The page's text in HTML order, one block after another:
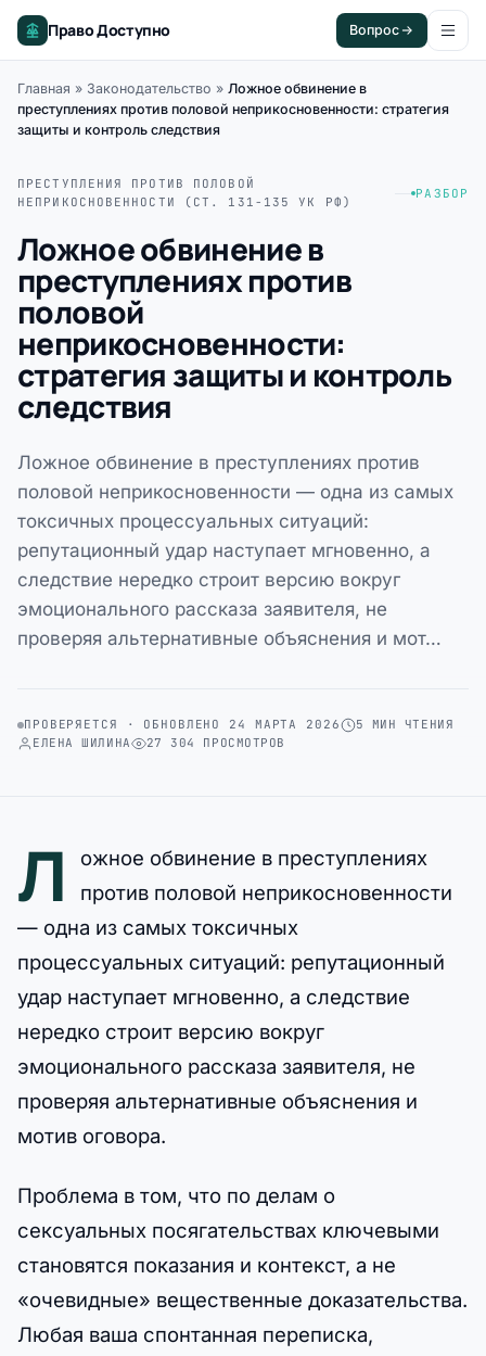
Право Доступно Вопрос
Главная » Законодательство » Ложное обвинение в
преступлениях против половой неприкосновенности: стратегия
защиты и контроль следствия
ПРЕСТУПЛЕНИЯ ПРОТИВ ПОЛОВОЙ
НЕПРИКОСНОВЕННОСТИ (СТ. 131-135 УК РФ)
РАЗБОР
Ложное обвинение в
преступлениях против
половой
неприкосновенности:
стратегия защиты и контроль
следствия
Ложное обвинение в преступлениях против
половой неприкосновенности — одна из самых
токсичных процессуальных ситуаций:
репутационный удар наступает мгновенно, а
следствие нередко строит версию вокруг
эмоционального рассказа заявителя, не
проверяя альтернативные объяснения и мот…
ПРОВЕРЯЕТСЯ · ОБНОВЛЕНО 24 МАРТА 2026
5 МИН ЧТЕНИЯ
ЕЛЕНА ШИЛИНА
27 304 ПРОСМОТРОВ
Л
ожное обвинение в преступлениях
против половой неприкосновенности
— одна из самых токсичных
процессуальных ситуаций: репутационный
удар наступает мгновенно, а следствие
нередко строит версию вокруг
эмоционального рассказа заявителя, не
проверяя альтернативные объяснения и
мотив оговора.
Проблема в том, что по делам о
сексуальных посягательствах ключевыми
становятся показания и контекст, а не
«очевидные» вещественные доказательства.
Любая ваша спонтанная переписка,